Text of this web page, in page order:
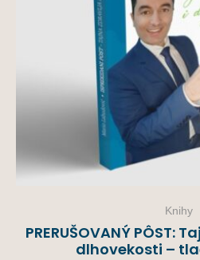
Knihy
PRERUŠOVANÝ PÔST:
dlhovekosti –